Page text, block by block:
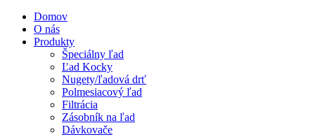
Domov
O nás
Produkty
Špeciálny ľad
Ľad Kocky
Nugety/ľadová drť
Polmesiacový ľad
Filtrácia
Zásobník na ľad
Dávkovače